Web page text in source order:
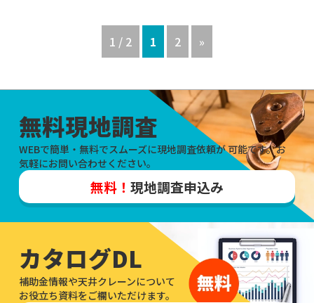
1 / 2 1 2 »
無料現地調査
WEBで簡単・無料でスムーズに現地調査依頼が可能です。お
気軽にお問い合わせください。
無料！ 現地調査申込み
カタログDL
補助金情報や天井クレーンについて
お役立ち資料をご欄いただけます。